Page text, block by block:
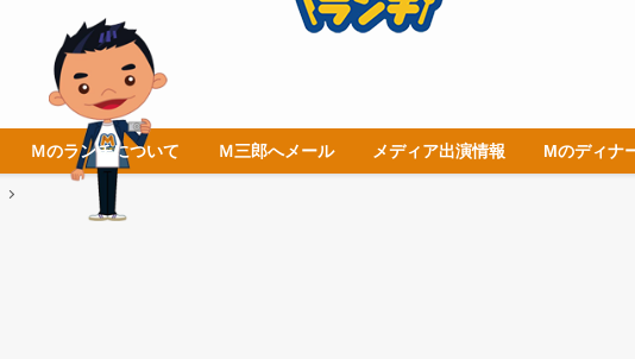
Ｍのランチについて Ｍ三郎へメール メディア出演情報 Mのディナ